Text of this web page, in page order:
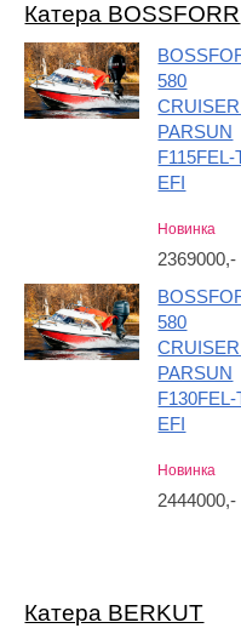
Катера BOSSFORR
580
PARSUN
F115FEL-
EFI
Новинка
2369000,-
580
PARSUN
F130FEL-
EFI
Новинка
2444000,-
Катера BERKUT